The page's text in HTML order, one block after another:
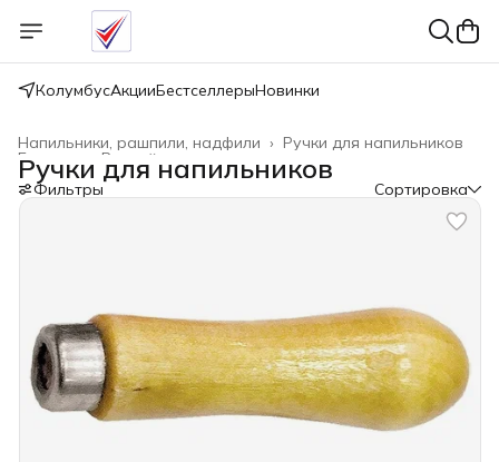
КолумбусАкцииБестселлерыНовинки
Ручки для напильников
Напильники, рашпили, надфили ›
Ручной инструмент
Главная
Ручки для напильников
Фильтры Сортировка